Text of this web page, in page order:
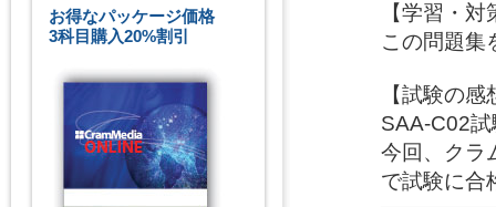
お得なパッケージ価格
3科目購入20%割引
【学習・
この問題集
【試験の感
SAA-C02
今回、クラ
で試験に合